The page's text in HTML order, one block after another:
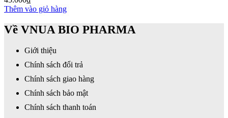
Thêm vào giỏ hàng
Về VNUA BIO PHARMA
Giới thiệu
Chính sách đổi trả
Chính sách giao hàng
Chính sách bảo mật
Chính sách thanh toán